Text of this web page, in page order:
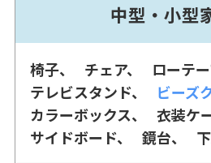
中型・小型
椅子 チェア ローテ
テレビスタンド
ビーズ
カラーボックス
衣装ケ
サイドボード
鏡台